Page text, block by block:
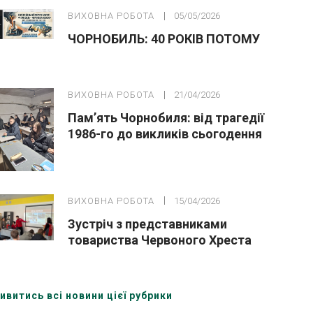
ВИХОВНА РОБОТА 05/05/2026
ЧОРНОБИЛЬ: 40 РОКІВ ПОТОМУ
ВИХОВНА РОБОТА 21/04/2026
Пам’ять Чорнобиля: від трагедії
1986-го до викликів сьогодення
ВИХОВНА РОБОТА 15/04/2026
Зустріч з представниками
товариства Червоного Хреста
всі новини цієї рубрики